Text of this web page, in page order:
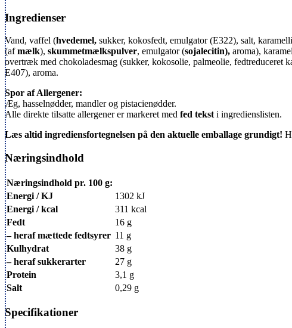
Ingredienser
Vand, vaffel (hvedemel, sukker, kokosfedt, emulgator (E322), salt,
(afmælk), skummetmælkspulver, emulgator (sojalecitin), aroma),
overtræk med chokoladesmag (sukker, kokosolie, palmeolie, fedtreduceret
E407), aroma.
Spor af Allergener:
Æg, hasselnødder, mandler og pistacienødder.
Alle direkte tilsatte allergener er markeret med fed tekst i ingredienslisten.
Læs altid ingrediensfortegnelsen på den aktuelle emballage grundigt!
Næringsindhold
Næringsindhold pr. 100 g:
Energi / KJ
1302 kJ
Energi / kcal
311 kcal
Fedt
16 g
– heraf mættede fedtsyrer 11 g
Kulhydrat
38 g
– heraf sukkerarter
27 g
Protein
3,1 g
Salt
0,29 g
Specifikationer